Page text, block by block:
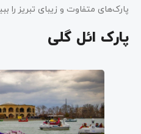
پارک‌های متفاوت و زیبای تبریز را
پارک ائل گلی